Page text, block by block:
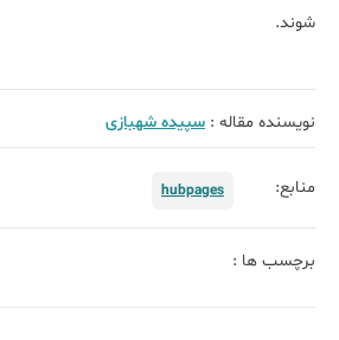
شوند.
نویسنده مقاله : سپیده شهبازی
منابع: hubpages
برچسب ها :